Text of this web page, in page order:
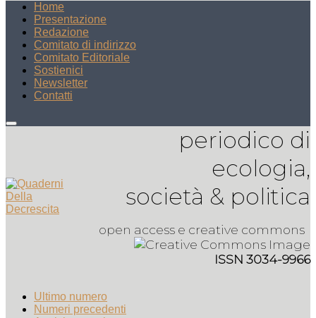
Home
Presentazione
Redazione
Comitato di indirizzo
Comitato Editoriale
Sostienici
Newsletter
Contatti
periodico di
ecologia,
società & politica
open access e creative commons
ISSN 3034-9966
Ultimo numero
Numeri precedenti